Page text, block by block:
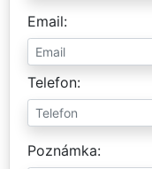
Email
Telefon
Poznámka